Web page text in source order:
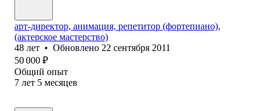
арт-директор, анимация, репетитор (фортепиано),
(актерское мастерство)
48 лет • Обновлено 22 сентября 2011
50 000 ₽
Общий опыт
7 лет 5 месяцев